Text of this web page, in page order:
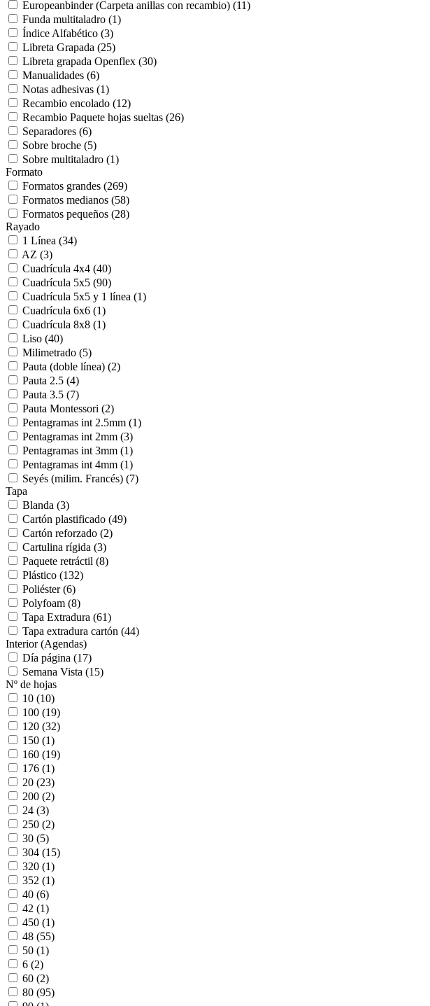
Europeanbinder (Carpeta anillas con recambio) (11)
Funda multitaladro (1)
Índice Alfabético (3)
Libreta Grapada (25)
Libreta grapada Openflex (30)
Manualidades (6)
Notas adhesivas (1)
Recambio encolado (12)
Recambio Paquete hojas sueltas (26)
Separadores (6)
Sobre broche (5)
Sobre multitaladro (1)
Formato
Formatos grandes (269)
Formatos medianos (58)
Formatos pequeños (28)
Rayado
1 Línea (34)
AZ (3)
Cuadrícula 4x4 (40)
Cuadrícula 5x5 (90)
Cuadrícula 5x5 y 1 línea (1)
Cuadrícula 6x6 (1)
Cuadrícula 8x8 (1)
Liso (40)
Milimetrado (5)
Pauta (doble línea) (2)
Pauta 2.5 (4)
Pauta 3.5 (7)
Pauta Montessori (2)
Pentagramas int 2.5mm (1)
Pentagramas int 2mm (3)
Pentagramas int 3mm (1)
Pentagramas int 4mm (1)
Seyés (milim. Francés) (7)
Tapa
Blanda (3)
Cartón plastificado (49)
Cartón reforzado (2)
Cartulina rígida (3)
Paquete retráctil (8)
Plástico (132)
Poliéster(6)
Polyfoam (8)
Tapa Extradura (61)
Tapa extradura cartón (44)
Interior (Agendas)
Día página (17)
Semana Vista (15)
Nº de hojas
10 (10)
100 (19)
120 (32)
150 (1)
160 (19)
176 (1)
20 (23)
200 (2)
24 (3)
250 (2)
30 (5)
304 (15)
320 (1)
352 (1)
40 (6)
42 (1)
450 (1)
48 (55)
50 (1)
6 (2)
60 (2)
80 (95)